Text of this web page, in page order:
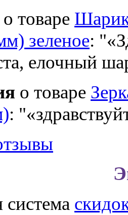
о товаре
зеленое:
елочный
о товаре
:
система